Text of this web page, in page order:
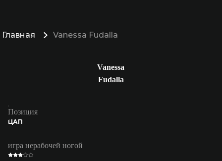
Главная Vanessa Fudalla
Vanessa
Fudalla
Позиция
ЦАП
игра нерабочей ногой